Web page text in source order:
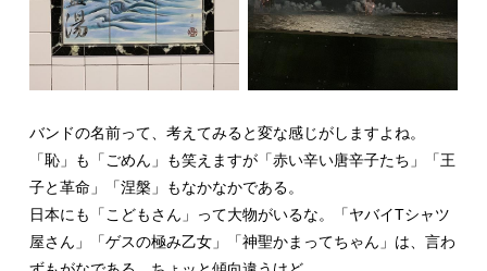
バンドの名前って、考えてみると変な感じがしますよね。
「恥」も「ごめん」も笑えますが「赤い辛い唐辛子たち」「王
子と革命」「涅槃」もなかなかである。
日本にも「こどもさん」って大物がいるな。「ヤバイTシャツ
屋さん」「ゲスの極み乙女」「神聖かまってちゃん」は、言わ